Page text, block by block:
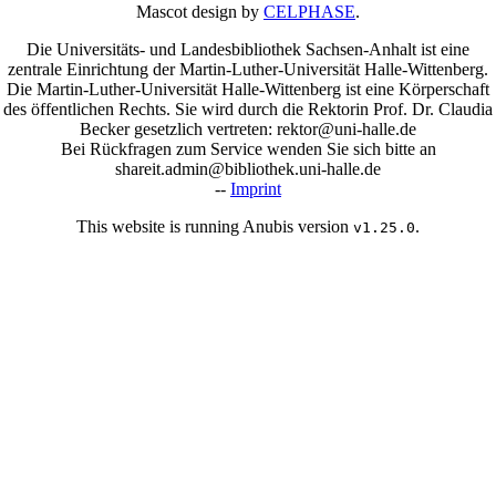
Mascot design by CELPHASE.
Die Universitäts- und Landesbibliothek Sachsen-Anhalt ist eine
zentrale Einrichtung der Martin-Luther-Universität Halle-Wittenberg.
Die Martin-Luther-Universität Halle-Wittenberg ist eine Körperschaft
des öffentlichen Rechts. Sie wird durch die Rektorin Prof. Dr. Claudia
Becker gesetzlich vertreten: rektor@uni-halle.de
Bei Rückfragen zum Service wenden Sie sich bitte an
shareit.admin@bibliothek.uni-halle.de
-- Imprint
This website is running Anubis version v1.25.0.